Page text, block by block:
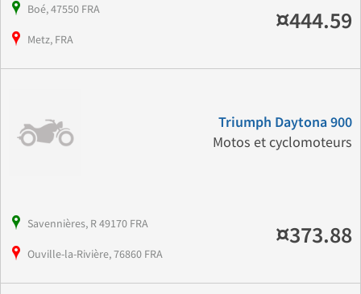
Boé, 47550 FRA
Metz, FRA
¤444.59
Triumph Daytona 900
Motos et cyclomoteurs
Savennières, R 49170 FRA
Ouville-la-Rivière, 76860 FRA
¤373.88